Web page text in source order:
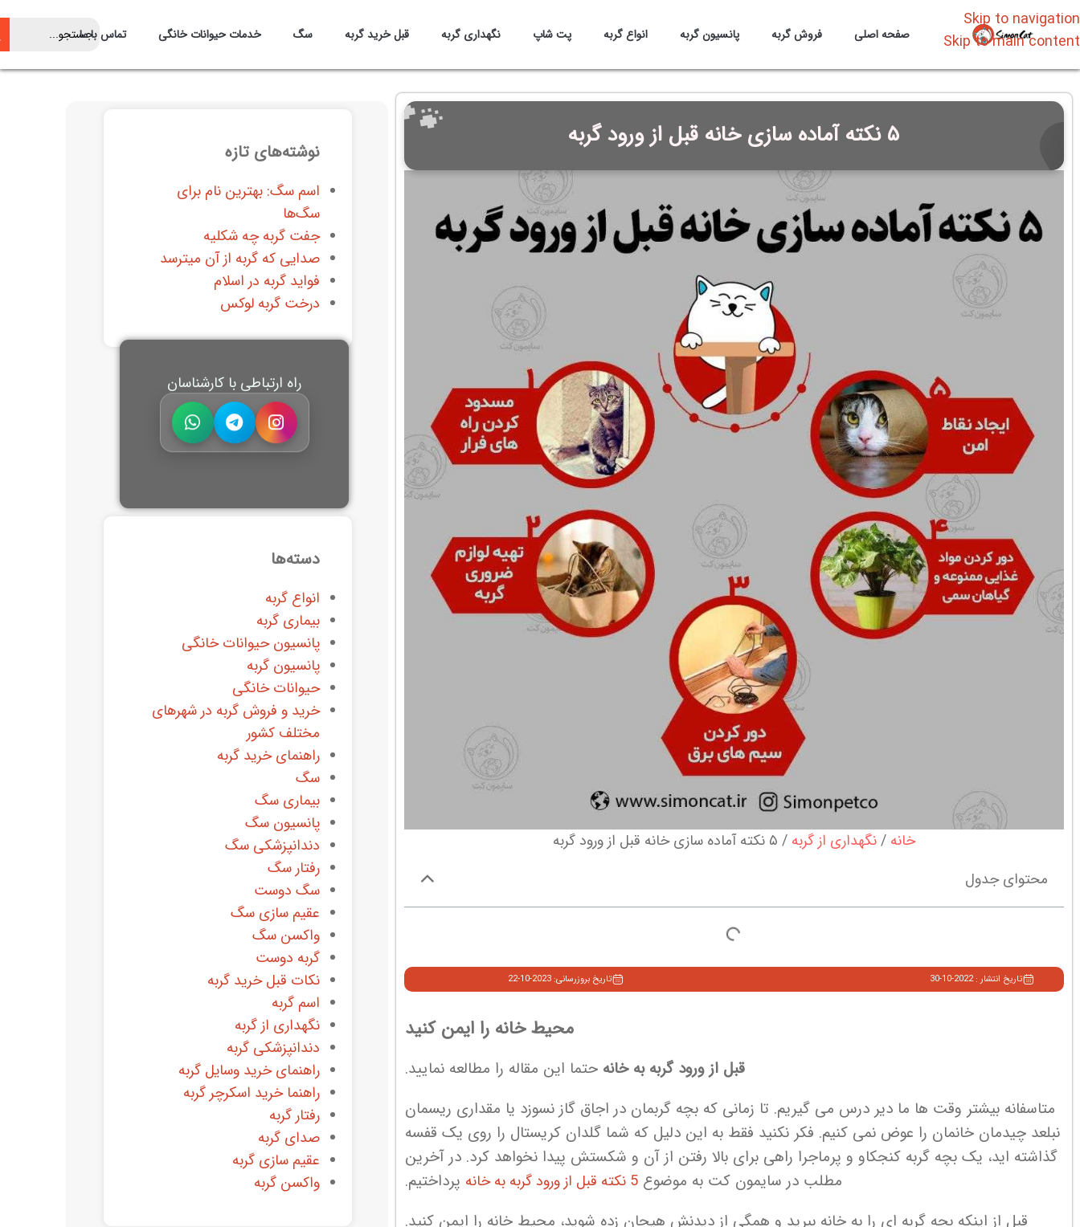
Skip to navigation
Skip to main content
صفحه اصلی فروش گربه پانسیون گربه انواع گربه پت شاپ نگهداری گربه قبل خرید گربه سگ خدمات حیوانات خانگی تماس با ما
۵ نکته آماده سازی خانه قبل از ورود گربه
خانه نگهداری از گربه ۵ نکته آماده سازی خانه قبل از ورود گربه
محتوای جدول
تاریخ انتشار : 2022-10-30 تاریخ بروزرسانی: 2023-10-22
محیط خانه را ایمن کنید
قبل از ورود گربه به خانه حتما این مقاله را مطالعه نمایید.
متاسفانه بیشتر وقت ها ما دیر درس می گیریم. تا زمانی که بچه گربمان در اجاق گاز نسوزد یا مقداری ریسمان
نبلعد چیدمان خانمان را عوض نمی کنیم. فکر نکنید فقط به این دلیل که شما گلدان کریستال را روی یک قفسه
گذاشته اید، یک بچه گربه کنجکاو و پرماجرا راهی برای بالا رفتن از آن و شکستش پیدا نخواهد کرد. در آخرین
مطلب در سایمون کت به موضوع 5 نکته قبل از ورود گربه به خانه
پرداختیم.
قبل از اینکه بچه گربه ای را به خانه ببرید و همگی از دیدنش هیجان زده شوید، محیط خانه را ایمن کنید.
نوشته‌های تازه
اسم سگ: بهترین نام برای
سگ‌ها
جفت گربه چه شکلیه
صدایی که گربه از آن میترسد
فواید گربه در اسلام
درخت گربه لوکس
راه ارتباطی با کارشناسان
دسته‌ها
انواع گربه
بیماری گربه
پانسیون حیوانات خانگی
پانسیون گربه
حیوانات خانگی
خرید و فروش گربه در شهرهای
مختلف کشور
راهنمای خرید گربه
سگ
بیماری سگ
پانسیون سگ
دندانپزشکی سگ
رفتار سگ
سگ دوست
عقیم سازی سگ
واکسن سگ
گربه دوست
نکات قبل خرید گربه
اسم گربه
نگهداری از گربه
دندانپزشکی گربه
راهنمای خرید وسایل گربه
راهنما خرید اسکرچر گربه
رفتار گربه
صدای گربه
عقیم سازی گربه
واکسن گربه